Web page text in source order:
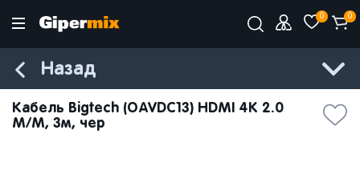
0 0
Назад
Кабель Bigtech (OAVDC13) HDMI 4K 2.0
M/M, 3м, чер